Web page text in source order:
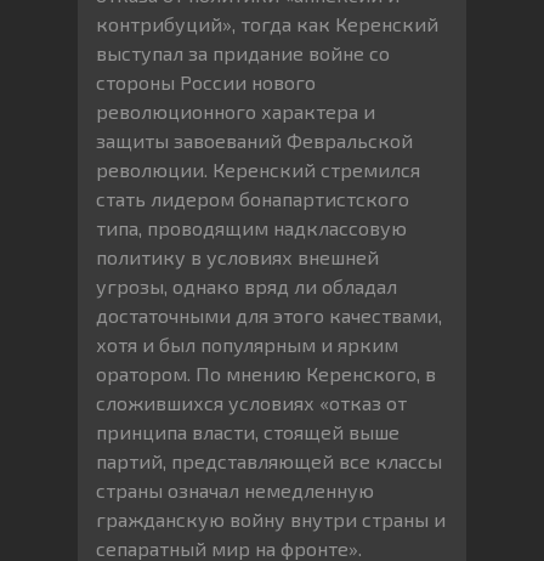
контрибуций», тогда как Керенский
выступал за придание войне со
стороны России нового
революционного характера и
защиты завоеваний Февральской
революции. Керенский стремился
стать лидером бонапартистского
типа, проводящим надклассовую
политику в условиях внешней
угрозы, однако вряд ли обладал
достаточными для этого качествами,
хотя и был популярным и ярким
оратором. По мнению Керенского, в
сложившихся условиях «отказ от
принципа власти, стоящей выше
партий, представляющей все классы
страны означал немедленную
гражданскую войну внутри страны и
сепаратный мир на фронте».